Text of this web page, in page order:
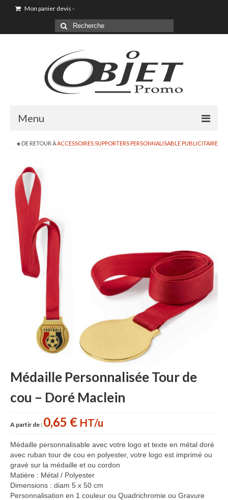
Mon panier devis -
Menu
Goodies & Objet Publicitaire
Accessoires cuisine personnalisés
Gant de cuisine personnalisé
Goodies Jardin
Planche à découper
Tablier personnalisé
Autour du vin
Accessoires Téléphone
Accessoires supporters
Batterie Externe Power bank
Bonnet & Gants
Casquette publicitaire
Carnet personnalisé Notes
Repositionnable
DE RETOUR ÀACCESSOIRES SUPPORTERS PERSONNALISABLE PUBLICITAIRE
Médaille Personnalisée Tour de
cou – Doré Maclein
A partir de : 0,65 € HT/u
Médaille personnalisable avec votre logo et texte en métal doré
avec ruban tour de cou en polyester, votre logo est imprimé ou
gravé sur la médaille et ou cordon
Matière : Métal / Polyester
Dimensions : diam 5 x 50 cm
Personnalisation en 1 couleur ou Quadrichromie ou Gravure